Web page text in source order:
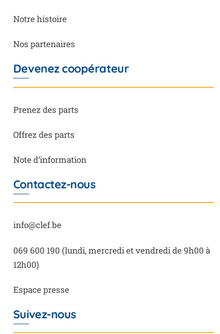
Notre histoire
Nos partenaires
Devenez coopérateur
Prenez des parts
Offrez des parts
Note d’information
Contactez-nous
info@clef.be
069 600 190 (lundi, mercredi et vendredi de 9h00 à
12h00)
Espace presse
Suivez-nous